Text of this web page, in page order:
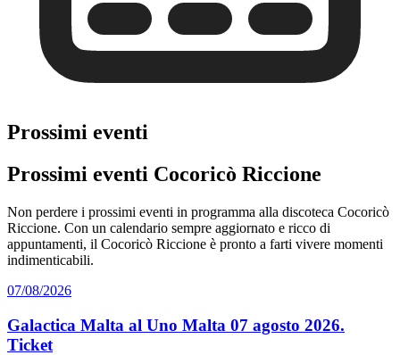
Prossimi eventi
Prossimi eventi Cocoricò Riccione
Non perdere i prossimi eventi in programma alla discoteca Cocoricò
Riccione. Con un calendario sempre aggiornato e ricco di
appuntamenti, il Cocoricò Riccione è pronto a farti vivere momenti
indimenticabili.
07/08/2026
Galactica Malta al Uno Malta 07 agosto 2026.
Ticket